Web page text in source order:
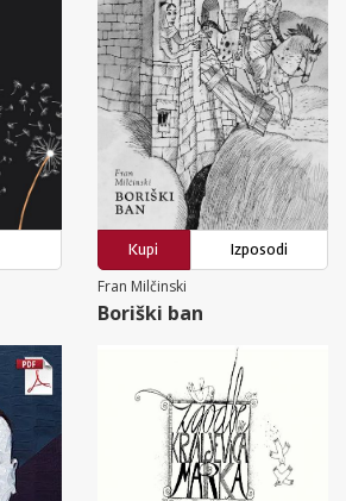
Kupi
Izposodi
Fran Milčinski
Boriški ban